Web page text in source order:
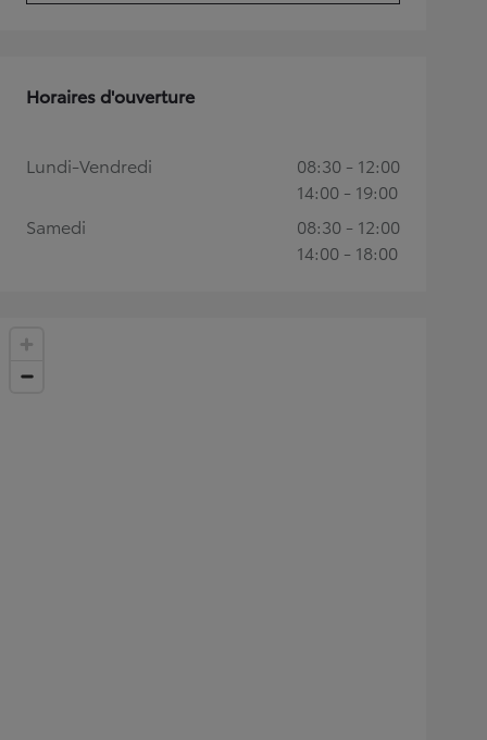
Horaires d'ouverture
Lundi-Vendredi
08:30 - 12:00
14:00 - 19:00
Samedi
08:30 - 12:00
14:00 - 18:00